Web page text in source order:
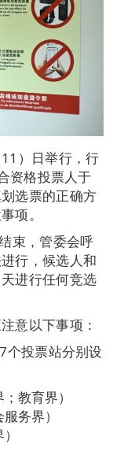
）日举行，行
资格投票人于
选票的正确方
项。
束，管委会呼
行，候选人和
进行任何竞选
意以下事项：
个投票站分别设
教育界）
务界）